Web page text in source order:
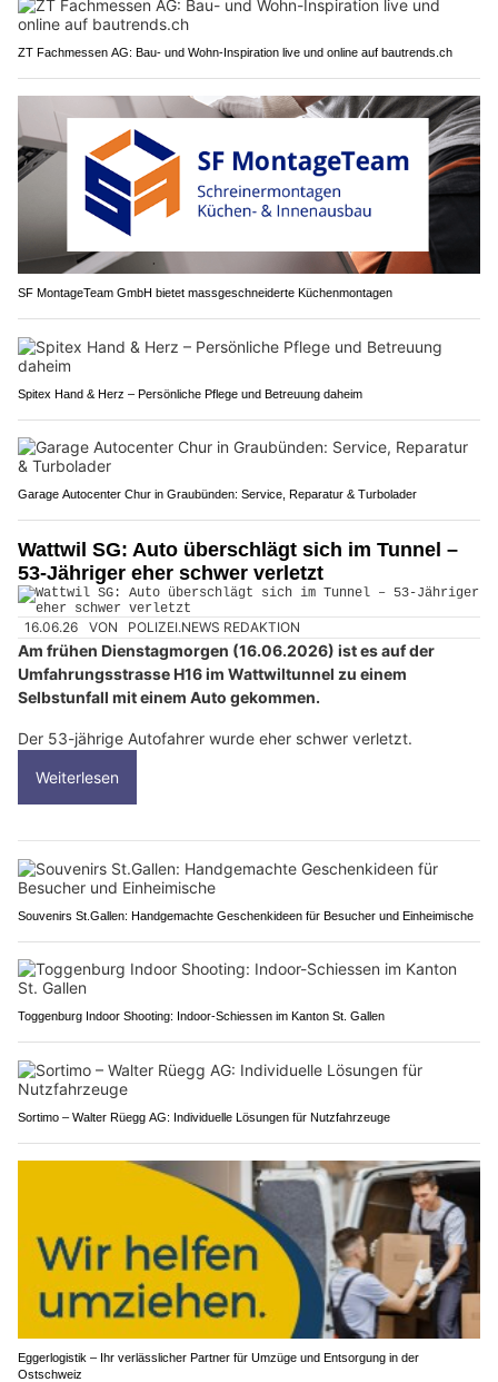
ZT Fachmessen AG: Bau- und Wohn-Inspiration live und online auf bautrends.ch
SF MontageTeam GmbH bietet massgeschneiderte Küchenmontagen
Spitex Hand & Herz – Persönliche Pflege und Betreuung daheim
Garage Autocenter Chur in Graubünden: Service, Reparatur & Turbolader
Wattwil SG: Auto überschlägt sich im Tunnel –
53-Jähriger eher schwer verletzt
16.06.26 VON POLIZEI.NEWS REDAKTION
Am frühen Dienstagmorgen (16.06.2026) ist es auf der
Umfahrungsstrasse H16 im Wattwiltunnel zu einem
Selbstunfall mit einem Auto gekommen.
Der 53-jährige Autofahrer wurde eher schwer verletzt.
Weiterlesen
Souvenirs St.Gallen: Handgemachte Geschenkideen für Besucher und Einheimische
Toggenburg Indoor Shooting: Indoor-Schiessen im Kanton St. Gallen
Sortimo – Walter Rüegg AG: Individuelle Lösungen für Nutzfahrzeuge
Eggerlogistik – Ihr verlässlicher Partner für Umzüge und Entsorgung in der
Ostschweiz